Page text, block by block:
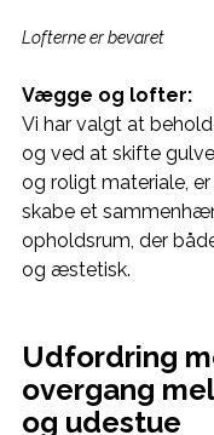
Lofterne er bevaret
Vægge og lofter:
Vi har valgt at
og ved at skifte
og roligt materiale,
skabe et
opholdsrum, der
og æstetisk.
Udfordring
overgang
og udestue